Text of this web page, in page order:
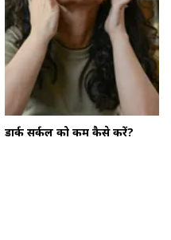
डार्क सर्कल को कम कैसे करें?